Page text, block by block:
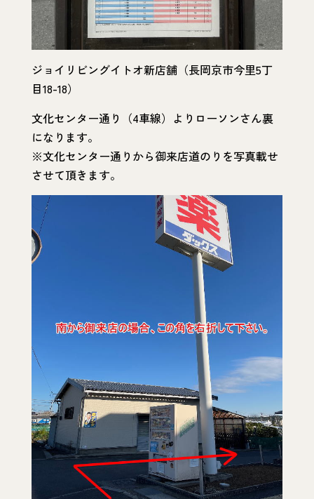
ジョイリビングイトオ新店舗（長岡京市今里5丁
目18-18）
文化センター通り（4車線）よりローソンさん裏
になります。
※文化センター通りから御来店道のりを写真載せ
させて頂きます。